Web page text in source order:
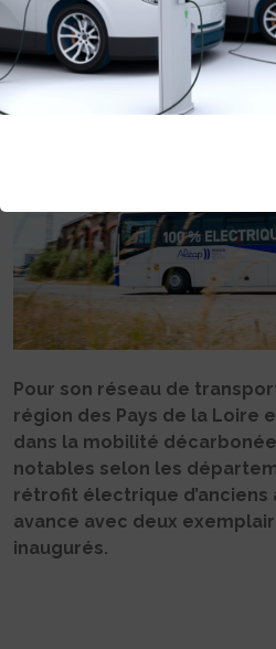
Rédigé par Philippe Schwoerer le
0 commentaires
Pour son réseau de
région des Pays de la Loire
dans la mobilité
notables selon les
rétrofit électrique
avance avec deux
inaugurés.